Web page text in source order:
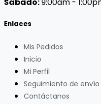
Sábado:9:00am -
Enlaces
Mis Pedidos
Inicio
Mi Perfil
Seguimiento de envío
Contáctanos